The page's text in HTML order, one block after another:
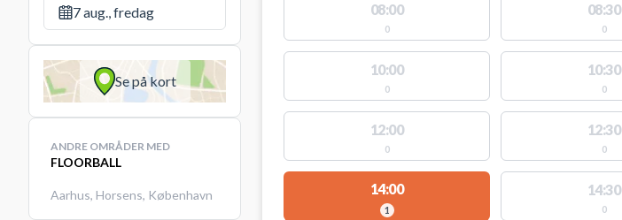
7 aug., fredag
Se på kort
ANDRE OMRÅDER MED
FLOORBALL
Aarhus, Horsens, København
08:00
0
08:30
0
10:00
0
10:30
0
12:00
0
12:30
0
14:00
1
14:30
0